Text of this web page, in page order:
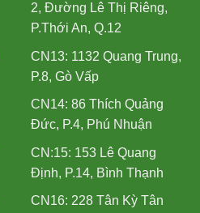
2, Đường Lê Thị Riêng,
P.Thới An, Q.12
CN13: 1132 Quang Trung,
P.8, Gò Vấp
CN14: 86 Thích Quảng
Đức, P.4, Phú Nhuận
CN:15: 153 Lê Quang
Định, P.14, Bình Thạnh
CN16: 228 Tân Kỳ Tân